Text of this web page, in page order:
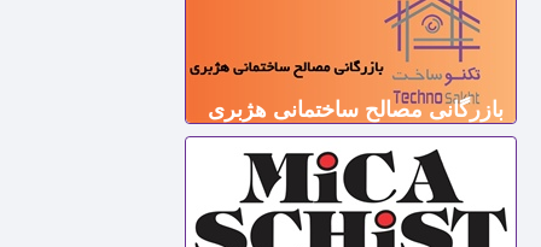
بازرگانی مصالح ساختمانی هژبری